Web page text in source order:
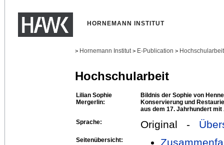
HORNEMANN INSTITUT
> Hornemann Institut > E-Publication >
Hochschularbeit
Lilian Sophie
Mergerlin:
Bildnis der Sophie von
Konservierung und
aus dem 17. Jahrhundert
Sprache:
Original -
Seitenübersicht: